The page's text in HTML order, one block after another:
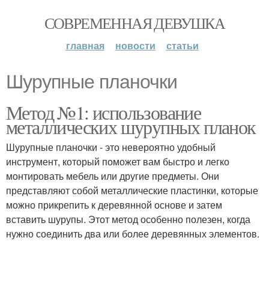
СОВРЕМЕННАЯ ДЕВУШКА
главная новости статьи
Шурупные планочки
Метод №1: использование
металлических шурупных планок
Шурупные планочки - это невероятно удобный
инструмент, который поможет вам быстро и легко
монтировать мебель или другие предметы. Они
представляют собой металлические пластинки, которые
можно прикрепить к деревянной основе и затем
вставить шурупы. Этот метод особенно полезен, когда
нужно соединить два или более деревянных элементов.